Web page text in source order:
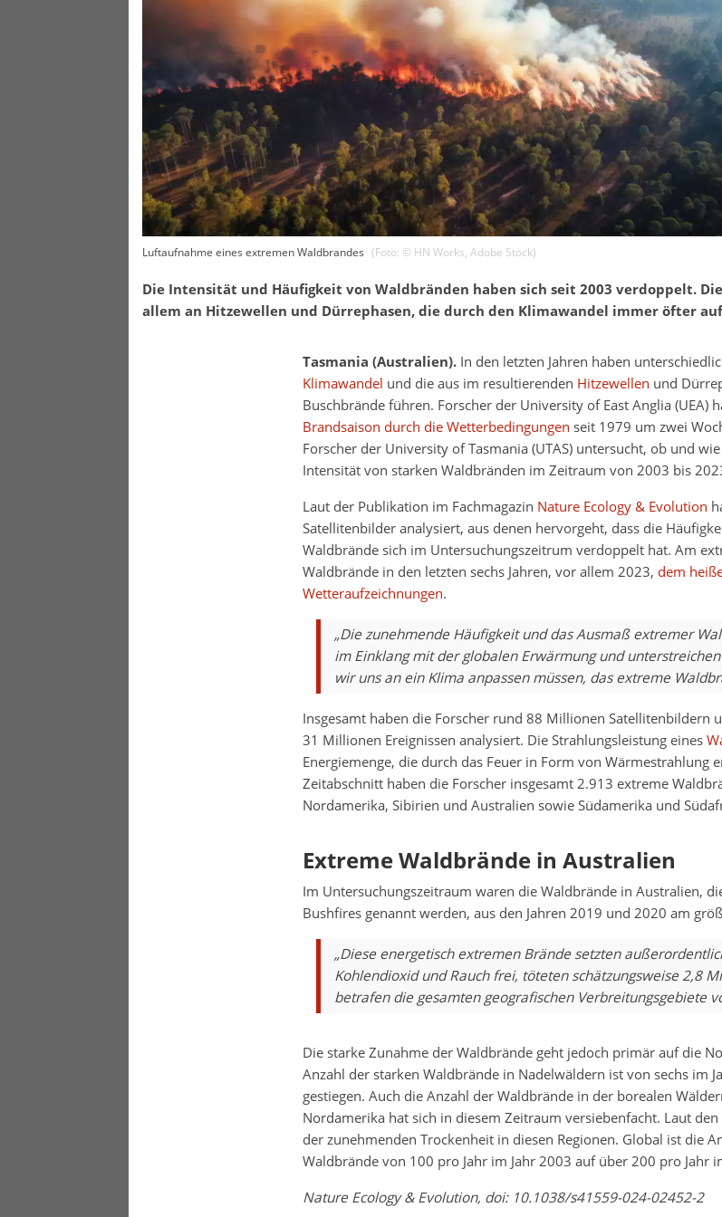
Luftaufnahme eines extremen Waldbrandes (Foto: © HN Works, Adobe Stock)
Die Intensität und Häufigkeit von Waldbränden haben sich seit 2003 verdoppelt.
allem an Hitzewellen und Dürrephasen, die durch den Klimawandel immer öfter
Tasmania (Australien). In den letzten Jahren haben
Klimawandel und die aus im resultierenden Hitzewellen und
Buschbrände führen. Forscher der University of East Anglia (UEA)
Brandsaison durch die Wetterbedingungen seit 1979 um zwei
Forscher der University of Tasmania (UTAS) untersucht, ob und
Intensität von starken Waldbränden im Zeitraum von 2003 bis
Laut der Publikation im Fachmagazin Nature Ecology & Evolution
Satellitenbilder analysiert, aus denen hervorgeht, dass die
Waldbrände sich im Untersuchungszeitrum verdoppelt hat. Am
Waldbrände in den letzten sechs Jahren, vor allem 2023, dem
Wetteraufzeichnungen.
„Die zunehmende Häufigkeit und das Ausmaß extremer
im Einklang mit der globalen Erwärmung und
wir uns an ein Klima anpassen müssen, das extreme
Insgesamt haben die Forscher rund 88 Millionen Satellitenbildern
31 Millionen Ereignissen analysiert. Die Strahlungsleistung eines
Energiemenge, die durch das Feuer in Form von Wärmestrahlung
Zeitabschnitt haben die Forscher insgesamt 2.913 extreme
Nordamerika, Sibirien und Australien sowie Südamerika und
Extreme Waldbrände in Australien
Im Untersuchungszeitraum waren die Waldbrände in Australien,
Bushfires genannt werden, aus den Jahren 2019 und 2020 am
„Diese energetisch extremen Brände setzten
Kohlendioxid und Rauch frei, töteten schätzungsweise 2,8
betrafen die gesamten geografischen Verbreitungsgebiete
Die starke Zunahme der Waldbrände geht jedoch primär auf die
Anzahl der starken Waldbrände in Nadelwäldern ist von sechs im
gestiegen. Auch die Anzahl der Waldbrände in der borealen
Nordamerika hat sich in diesem Zeitraum versiebenfacht. Laut
der zunehmenden Trockenheit in diesen Regionen. Global ist die
Waldbrände von 100 pro Jahr im Jahr 2003 auf über 200 pro Jahr
Nature Ecology & Evolution, doi: 10.1038/s41559-024-02452-2